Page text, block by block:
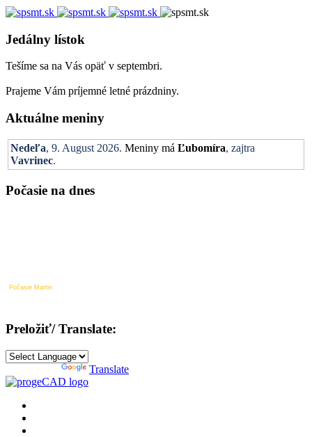
Jedálny lístok
Tešíme sa na Vás opäť v septembri.
Prajeme Vám príjemné letné prázdniny.
Aktuálne meniny
Nedeľa, 9. August 2026. Meniny má Ľubomíra, zajtra
Vavrinec.
Počasie na dnes
Počasie Martin
Preložiť/ Translate:
Translate